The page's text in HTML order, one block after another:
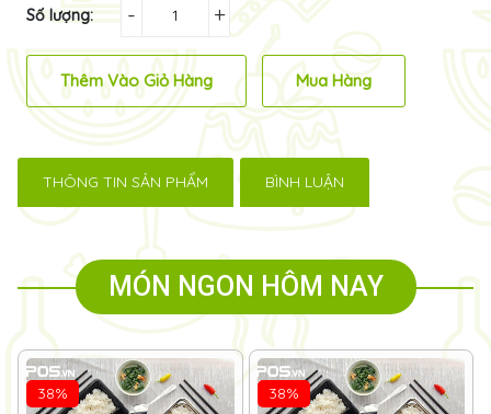
Số lượng: - +
Thêm Vào Giỏ Hàng Mua Hàng
THÔNG TIN SẢN PHẨM BÌNH LUẬN
MÓN NGON HÔM NAY
38% 38%